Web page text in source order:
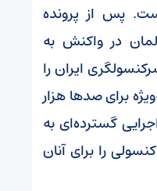
پس از پرونده
در واکنش به
ایران را
برای صدها هزار
گسترده‌ای به
را برای آنان